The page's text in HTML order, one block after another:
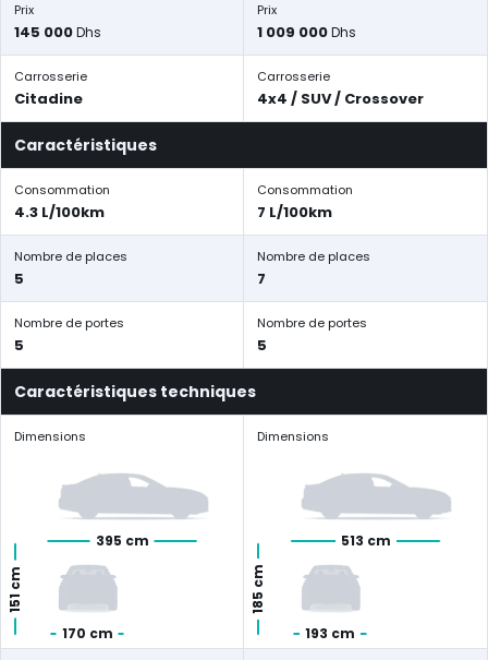
Prix
145 000Dhs
Prix
1 009 000Dhs
Carrosserie
Citadine
Carrosserie
4x4 / SUV / Crossover
Caractéristiques
Consommation
4.3 L/100km
Consommation
7 L/100km
Nombre de places
5
Nombre de places
7
Nombre de portes
5
Nombre de portes
5
Caractéristiques techniques
Dimensions
395 cm
170 cm
151 cm
Dimensions
513 cm
193 cm
185 cm